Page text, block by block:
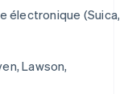
électronique (Suica,
Lawson,